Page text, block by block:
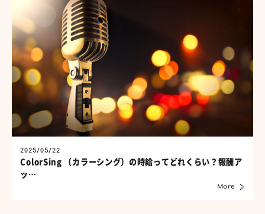
2025/05/22
ColorSing （カラーシング）の時給ってどれくらい？報酬ア
ッ…
More